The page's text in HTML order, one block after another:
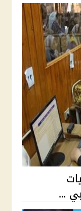
الكليات
...